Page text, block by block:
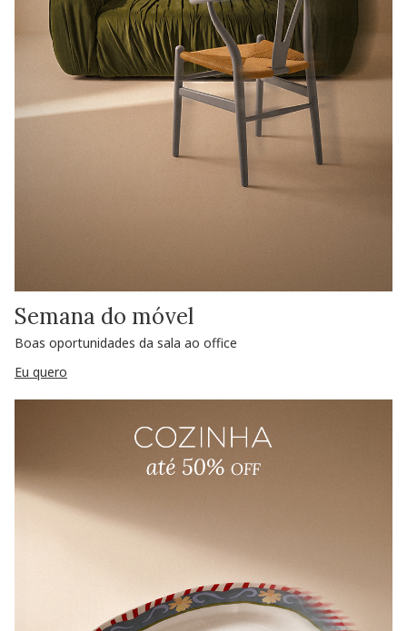
Semana do móvel
Boas oportunidades da sala ao office
Eu quero